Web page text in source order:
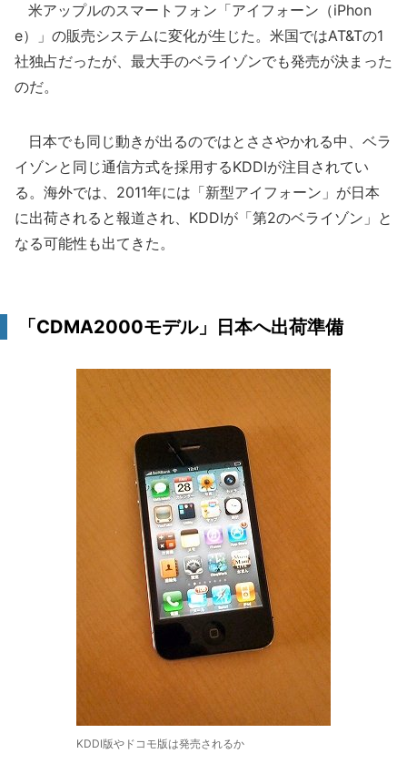
米アップルのスマートフォン「アイフォーン（iPhon
e）」の販売システムに変化が生じた。米国ではAT&Tの1
社独占だったが、最大手のベライゾンでも発売が決まった
のだ。
日本でも同じ動きが出るのではとささやかれる中、ベラ
イゾンと同じ通信方式を採用するKDDIが注目されてい
る。海外では、2011年には「新型アイフォーン」が日本
に出荷されると報道され、KDDIが「第2のベライゾン」と
なる可能性も出てきた。
「CDMA2000モデル」日本へ出荷準備
KDDI版やドコモ版は発売されるか